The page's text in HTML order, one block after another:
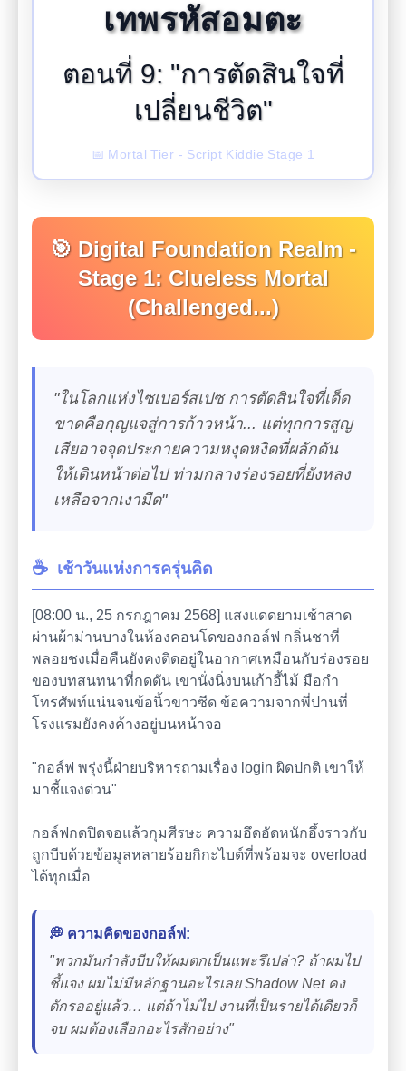
เทพรหัสอมตะ
ตอนที่ 9: "การตัดสินใจที่
เปลี่ยนชีวิต"
📅 Mortal Tier - Script Kiddie Stage 1
🎯 Digital Foundation Realm -
Stage 1: Clueless Mortal
(Challenged...)
"ในโลกแห่งไซเบอร์สเปซ การตัดสินใจที่เด็ด
ขาดคือกุญแจสู่การก้าวหน้า... แต่ทุกการสูญ
เสียอาจจุดประกายความหงุดหงิดที่ผลักดัน
ให้เดินหน้าต่อไป ท่ามกลางร่องรอยที่ยังหลง
เหลือจากเงามืด"
☕ เช้าวันแห่งการครุ่นคิด
[08:00 น., 25 กรกฎาคม 2568] แสงแดดยามเช้าสาด
ผ่านผ้าม่านบางในห้องคอนโดของกอล์ฟ กลิ่นชาที่
พลอยชงเมื่อคืนยังคงติดอยู่ในอากาศเหมือนกับร่องรอย
ของบทสนทนาที่กดดัน เขานั่งนิ่งบนเก้าอี้ไม้ มือกำ
โทรศัพท์แน่นจนข้อนิ้วขาวซีด ข้อความจากพี่ปานที่
โรงแรมยังคงค้างอยู่บนหน้าจอ
"กอล์ฟ พรุ่งนี้ฝ่ายบริหารถามเรื่อง login ผิดปกติ เขาให้
มาชี้แจงด่วน"
กอล์ฟกดปิดจอแล้วกุมศีรษะ ความอึดอัดหนักอึ้งราวกับ
ถูกบีบด้วยข้อมูลหลายร้อยกิกะไบต์ที่พร้อมจะ overload
ได้ทุกเมื่อ
💭 ความคิดของกอล์ฟ:
"พวกมันกำลังบีบให้ผมตกเป็นแพะรึเปล่า? ถ้าผมไป
ชี้แจง ผมไม่มีหลักฐานอะไรเลย Shadow Net คง
ดักรออยู่แล้ว… แต่ถ้าไม่ไป งานที่เป็นรายได้เดียวก็
จบ ผมต้องเลือกอะไรสักอย่าง"